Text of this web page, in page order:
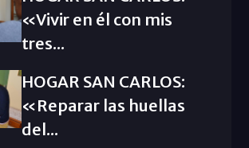
«Vivir en él con mis
tres...
HOGAR SAN CARLOS:
«Reparar las huellas
del...